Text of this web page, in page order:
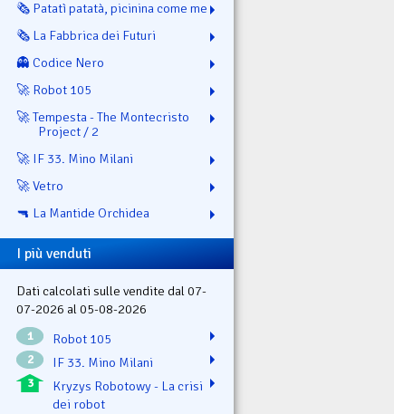
🗞️ Patatì patatà, picinina come me
🗞️ La Fabbrica dei Futuri
👻 Codice Nero
🚀 Robot 105
🚀 Tempesta - The Montecristo
Project / 2
🚀 IF 33. Mino Milani
🚀 Vetro
🔫 La Mantide Orchidea
I più venduti
Dati calcolati sulle vendite dal 07-
07-2026 al 05-08-2026
1 Robot 105
2 IF 33. Mino Milani
3
Kryzys Robotowy - La crisi
dei robot